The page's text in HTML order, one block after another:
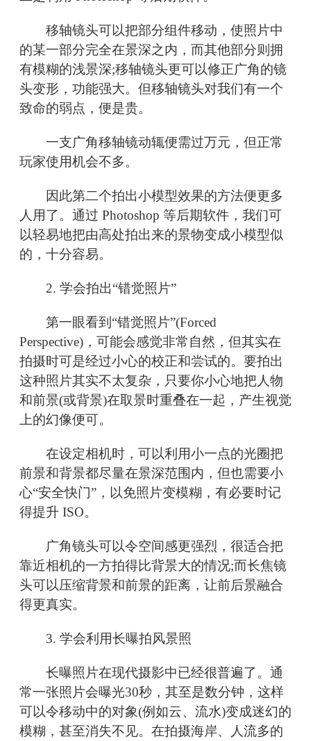
移轴镜头可以把部分组件移动，使照片中
的某一部分完全在景深之内，而其他部分则拥
有模糊的浅景深;移轴镜头更可以修正广角的镜
头变形，功能强大。但移轴镜头对我们有一个
致命的弱点，便是贵。
一支广角移轴镜动辄便需过万元，但正常
玩家使用机会不多。
因此第二个拍出小模型效果的方法便更多
人用了。通过 Photoshop 等后期软件，我们可
以轻易地把由高处拍出来的景物变成小模型似
的，十分容易。
2. 学会拍出“错觉照片”
第一眼看到“错觉照片”(Forced
Perspective)，可能会感觉非常自然，但其实在
拍摄时可是经过小心的校正和尝试的。要拍出
这种照片其实不太复杂，只要你小心地把人物
和前景(或背景)在取景时重叠在一起，产生视觉
上的幻像便可。
在设定相机时，可以利用小一点的光圈把
前景和背景都尽量在景深范围内，但也需要小
心“安全快门”，以免照片变模糊，有必要时记
得提升 ISO。
广角镜头可以令空间感更强烈，很适合把
靠近相机的一方拍得比背景大的情况;而长焦镜
头可以压缩背景和前景的距离，让前后景融合
得更真实。
3. 学会利用长曝拍风景照
长曝照片在现代摄影中已经很普遍了。通
常一张照片会曝光30秒，其至是数分钟，这样
可以令移动中的对象(例如云、流水)变成迷幻的
模糊，甚至消失不见。在拍摄海岸、人流多的